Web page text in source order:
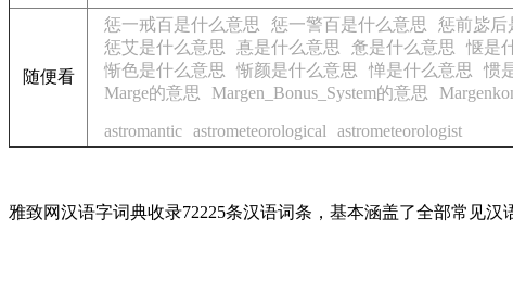
随便看
惩一戒百是什么意思 惩一警百是什么意思 惩前毖后
惩艾是什么意思
惪是什么意思 惫是什么意思 惬是
惭色是什么意思
惭颜是什么意思 惮是什么意思 惯
Marge的意思
Margen_Bonus_System的意思
astromantic astrometeorological astrometeorologist
雅致网汉语字词典收录72225条汉语词条，基本涵盖了全部常见